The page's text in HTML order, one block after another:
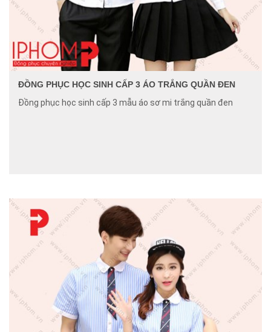
ĐỒNG PHỤC HỌC SINH CẤP 3 ÁO TRẮNG QUẦN ĐEN
Đồng phục học sinh cấp 3 mẫu áo sơ mi trắng quần đen